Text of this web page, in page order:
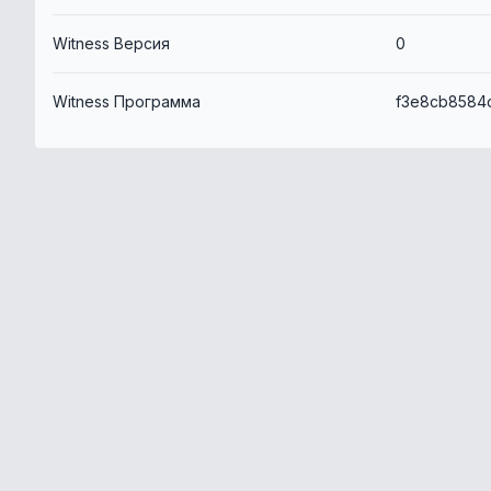
Witness Версия 0
Witness Программа